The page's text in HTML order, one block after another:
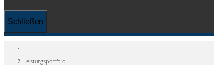
Schließen
Leistungsportfolio